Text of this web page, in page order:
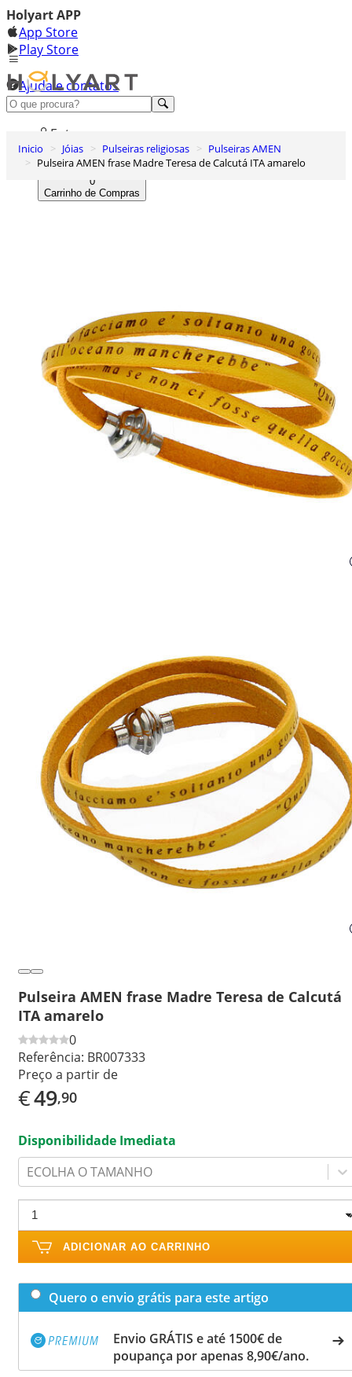
Holyart APP
App Store
Play Store
Ajuda e contatos
Conheça premium
Entrar
Lista de Desejos
0
Carrinho de Compras
Inicio Jóias Pulseiras religiosas
Pulseiras AMEN
Pulseira AMEN frase Madre Teresa de Calcutá ITA amarelo
Pulseira AMEN frase Madre Teresa de Calcutá
ITA amarelo
0
Referência: BR007333
Preço a partir de
€49,90
Disponibilidade Imediata
ECOLHA O TAMANHO
ADICIONAR AO CARRINHO
Quero o envio grátis para este artigo
Envio GRÁTIS e até 1500€ de
poupança por apenas 8,90€/ano.